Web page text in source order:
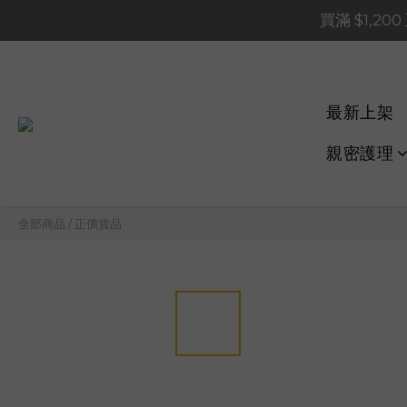
買滿
買滿
📢 系統維護通知 –
買滿
最新上架
親密護理
全部商品 / 正價貨品